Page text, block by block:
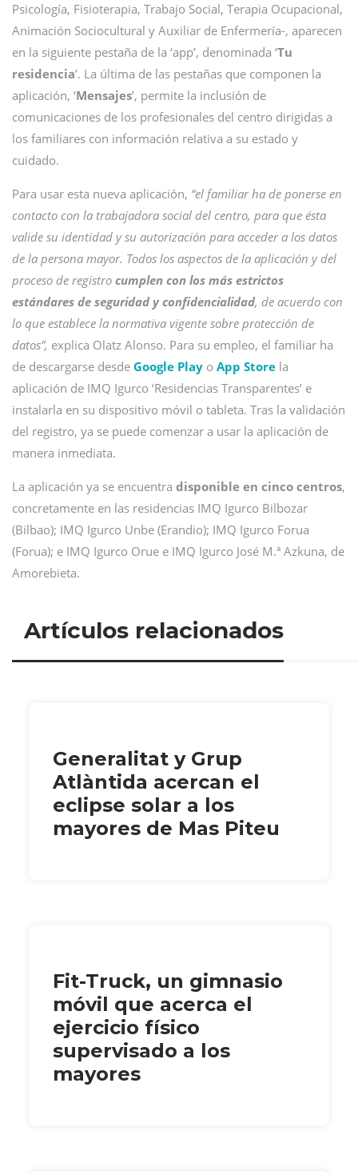
Psicología, Fisioterapia, Trabajo Social, Terapia Ocupacional,
Animación Sociocultural y Auxiliar de Enfermería-, aparecen
en la siguiente pestaña de la ‘app’, denominada ‘Tu
residencia’. La última de las pestañas que componen la
aplicación, ‘Mensajes’, permite la inclusión de
comunicaciones de los profesionales del centro dirigidas a
los familiares con información relativa a su estado y
cuidado.
Para usar esta nueva aplicación, “el familiar ha de ponerse en
contacto con la trabajadora social del centro, para que ésta
valide su identidad y su autorización para acceder a los datos
de la persona mayor. Todos los aspectos de la aplicación y del
proceso de registro cumplen con los más estrictos
estándares de seguridad y confidencialidad, de acuerdo con
lo que establece la normativa vigente sobre protección de
datos”, explica Olatz Alonso. Para su empleo, el familiar ha
de descargarse desde Google Play o App Store la
aplicación de IMQ Igurco ‘Residencias Transparentes’ e
instalarla en su dispositivo móvil o tableta. Tras la validación
del registro, ya se puede comenzar a usar la aplicación de
manera inmediata.
La aplicación ya se encuentra disponible en cinco centros,
concretamente en las residencias IMQ Igurco Bilbozar
(Bilbao); IMQ Igurco Unbe (Erandio); IMQ Igurco Forua
(Forua); e IMQ Igurco Orue e IMQ Igurco José M.ª Azkuna, de
Amorebieta.
Artículos relacionados
Generalitat y Grup
Atlàntida acercan el
eclipse solar a los
mayores de Mas Piteu
Fit-Truck, un gimnasio
móvil que acerca el
ejercicio físico
supervisado a los
mayores